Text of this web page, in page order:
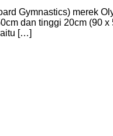
Gymnastics) merek
dan tinggi 20cm (90
[…]